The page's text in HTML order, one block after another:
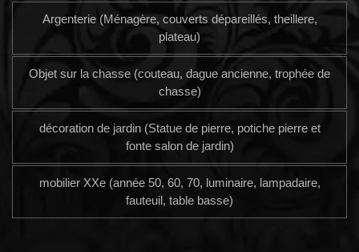
Argenterie (Ménagère, couverts dépareillés, theillere,
plateau)
Objet sur la chasse (couteau, dague ancienne, trophée de
chasse)
décoration de jardin (Statue de pierre, potiche pierre et
fonte salon de jardin)
mobilier XXe (année 50, 60, 70, luminaire, lampadaire,
fauteuil, table basse)